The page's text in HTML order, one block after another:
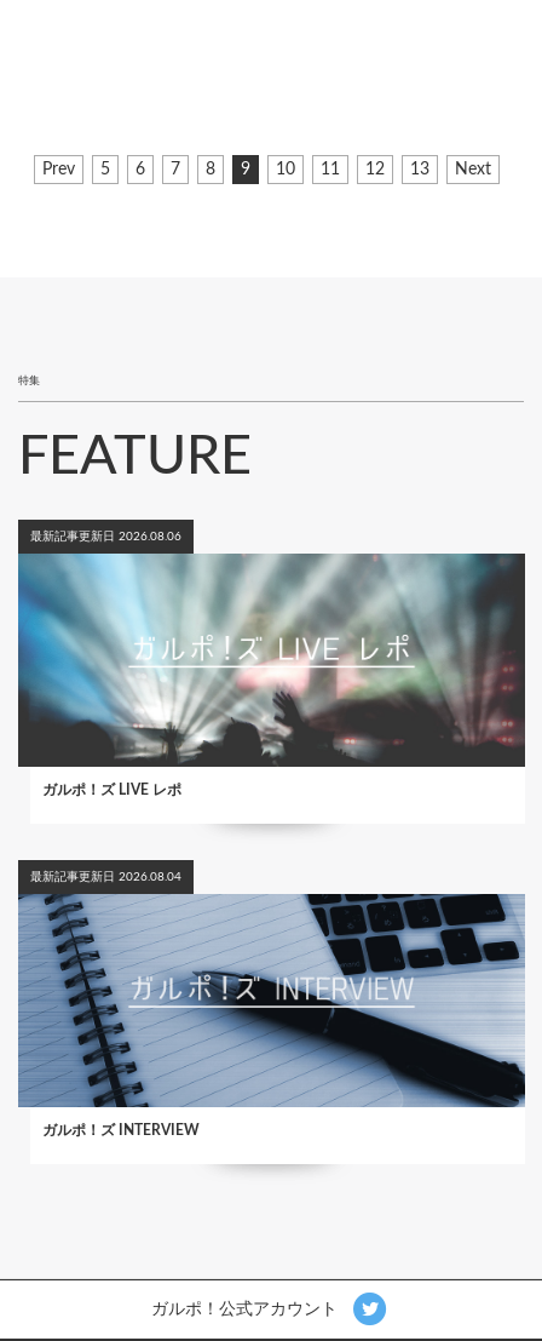
ペ
ー
前
Prev
ペ
5
ペ
6
ペ
7
ペ
8
カ
9
ペ
10
ペ
11
ペ
12
ペ
13
次
Next
特集
FEATURE
最新記事更新日 2026.08.06
ガルポ！ズ LIVE レポ
最新記事更新日 2026.08.04
ガルポ！ズ INTERVIEW
ガルポ！公式アカウント